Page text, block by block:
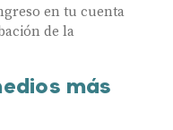
en tu cuenta
de la
más